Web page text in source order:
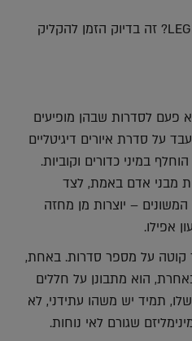
לסדרות שבהן מופיעים
על סדרת איורים דיגיטליים
במיני כדורים וקוביות.
מבני אדם באמת, לצד
המשונים – יוצרות מן מחזה
אפילו.
קוטה על מספר סדרות. באחת,
הוא מתבונן על חללים
תמיד יש משהו עתידני, לא
שגורם לאי נוחות.